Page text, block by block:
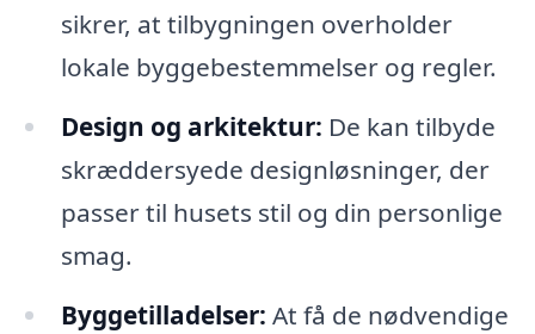
sikrer, at tilbygningen overholder
lokale byggebestemmelser og regler.
Design og arkitektur: De kan tilbyde
skræddersyede designløsninger, der
passer til husets stil og din personlige
smag.
Byggetilladelser: At få de nødvendige